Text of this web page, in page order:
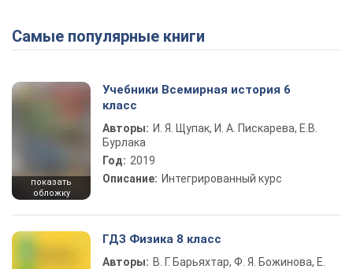
Play Video
Самые популярные книги
показать
обложку
Учебники Всемирная история 6
класс
Авторы: И. Я. Щупак, И. А. Пискарева, Е.В.
Бурлака
Год: 2019
Описание: Интегрированный курс
ГДЗ Физика 8 класс
Авторы: В. Г. Барьяхтар, Ф. Я. Божинова, Е.